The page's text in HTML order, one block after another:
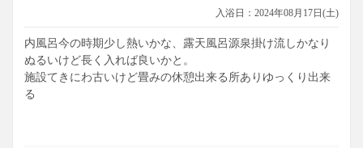
向かいのターフが付いた6人サイズ石造り浴槽は、湯温が37℃
位。こちらは、源泉かけ流しで、赤茶色の湯の花が見られま
す。鯉の湯口から注がれ、湯を口に含むとほんのりと鉄臭が
入浴日：2024年08月17日(土)
内風呂今の時期少し熱いかな、露天風呂源泉掛け流しかなり
ぬるいけど長く入れば良いかと。
施設てきにわ古いけど畳みの休憩出来る所ありゆっくり出来
る